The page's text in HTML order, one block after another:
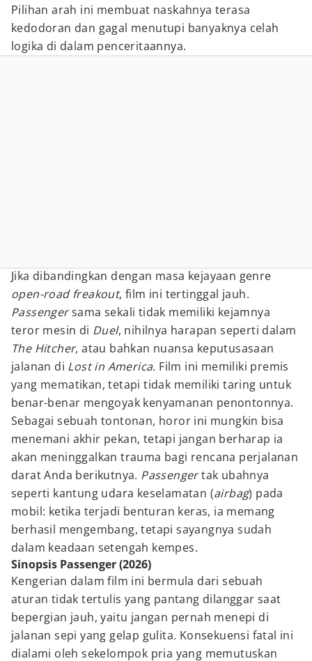
Pilihan arah ini membuat naskahnya terasa
kedodoran dan gagal menutupi banyaknya celah
logika di dalam penceritaannya.
Jika dibandingkan dengan masa kejayaan genre
open-road freakout, film ini tertinggal jauh.
Passengersama sekali tidak memiliki kejamnya
teror mesin di Duel, nihilnya harapan seperti dalam
The Hitcher, atau bahkan nuansa keputusasaan
jalanan di Lost in America. Film ini memiliki premis
yang mematikan, tetapi tidak memiliki taring untuk
benar-benar mengoyak kenyamanan penontonnya.
Sebagai sebuah tontonan, horor ini mungkin bisa
menemani akhir pekan, tetapi jangan berharap ia
akan meninggalkan trauma bagi rencana perjalanan
darat Anda berikutnya. Passengertak ubahnya
seperti kantung udara keselamatan (airbag) pada
mobil: ketika terjadi benturan keras, ia memang
berhasil mengembang, tetapi sayangnya sudah
dalam keadaan setengah kempes.
Sinopsis Passenger (2026)
Kengerian dalam film ini bermula dari sebuah
aturan tidak tertulis yang pantang dilanggar saat
bepergian jauh, yaitu jangan pernah menepi di
jalanan sepi yang gelap gulita. Konsekuensi fatal ini
dialami oleh sekelompok pria yang memutuskan